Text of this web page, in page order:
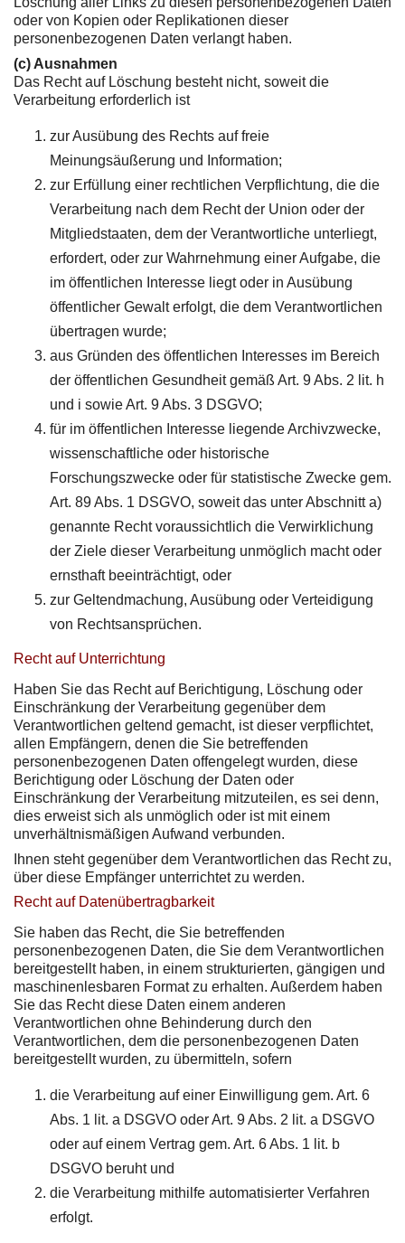
oder von Kopien oder Replikationen dieser
personenbezogenen Daten verlangt haben.
(c) Ausnahmen
Das Recht auf Löschung besteht nicht, soweit die
Verarbeitung erforderlich ist
zur Ausübung des Rechts auf freie
Meinungsäußerung und Information;
zur Erfüllung einer rechtlichen Verpflichtung, die die
Verarbeitung nach dem Recht der Union oder der
Mitgliedstaaten, dem der Verantwortliche unterliegt,
erfordert, oder zur Wahrnehmung einer Aufgabe, die
im öffentlichen Interesse liegt oder in Ausübung
öffentlicher Gewalt erfolgt, die dem Verantwortlichen
übertragen wurde;
aus Gründen des öffentlichen Interesses im Bereich
der öffentlichen Gesundheit gemäß Art. 9 Abs. 2 lit. h
und i sowie Art. 9 Abs. 3 DSGVO;
für im öffentlichen Interesse liegende Archivzwecke,
wissenschaftliche oder historische
Forschungszwecke oder für statistische Zwecke gem.
Art. 89 Abs. 1 DSGVO, soweit das unter Abschnitt a)
genannte Recht voraussichtlich die Verwirklichung
der Ziele dieser Verarbeitung unmöglich macht oder
ernsthaft beeinträchtigt, oder
zur Geltendmachung, Ausübung oder Verteidigung
von Rechtsansprüchen.
Recht auf Unterrichtung
Haben Sie das Recht auf Berichtigung, Löschung oder
Einschränkung der Verarbeitung gegenüber dem
Verantwortlichen geltend gemacht, ist dieser verpflichtet,
allen Empfängern, denen die Sie betreffenden
personenbezogenen Daten offengelegt wurden, diese
Berichtigung oder Löschung der Daten oder
Einschränkung der Verarbeitung mitzuteilen, es sei denn,
dies erweist sich als unmöglich oder ist mit einem
unverhältnismäßigen Aufwand verbunden.
Ihnen steht gegenüber dem Verantwortlichen das Recht zu,
über diese Empfänger unterrichtet zu werden.
Recht auf Datenübertragbarkeit
Sie haben das Recht, die Sie betreffenden
personenbezogenen Daten, die Sie dem Verantwortlichen
bereitgestellt haben, in einem strukturierten, gängigen und
maschinenlesbaren Format zu erhalten. Außerdem haben
Sie das Recht diese Daten einem anderen
Verantwortlichen ohne Behinderung durch den
Verantwortlichen, dem die personenbezogenen Daten
bereitgestellt wurden, zu übermitteln, sofern
die Verarbeitung auf einer Einwilligung gem. Art. 6
Abs. 1 lit. a DSGVO oder Art. 9 Abs. 2 lit. a DSGVO
oder auf einem Vertrag gem. Art. 6 Abs. 1 lit. b
DSGVO beruht und
die Verarbeitung mithilfe automatisierter Verfahren
erfolgt.